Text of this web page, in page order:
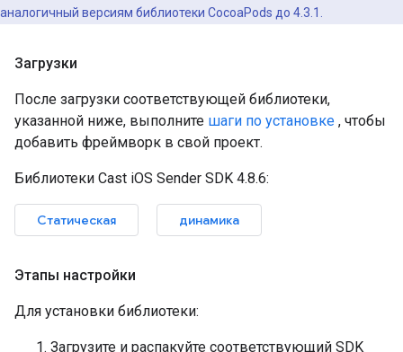
аналогичный версиям библиотеки CocoaPods до 4.3.1.
Загрузки
После загрузки соответствующей библиотеки,
указанной ниже, выполните шаги по установке , чтобы
добавить фреймворк в свой проект.
Библиотеки Cast iOS Sender SDK 4.8.6:
Статическая динамика
Этапы настройки
Для установки библиотеки:
Загрузите и распакуйте соответствующий SDK